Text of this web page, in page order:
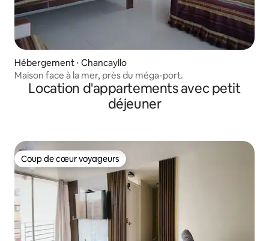
Hébergement ⋅ Chancayllo
Maison face à la mer, près du méga-port.
Location d'appartements avec petit
déjeuner
Coup de cœur voyageurs
Coup de cœur voyageurs